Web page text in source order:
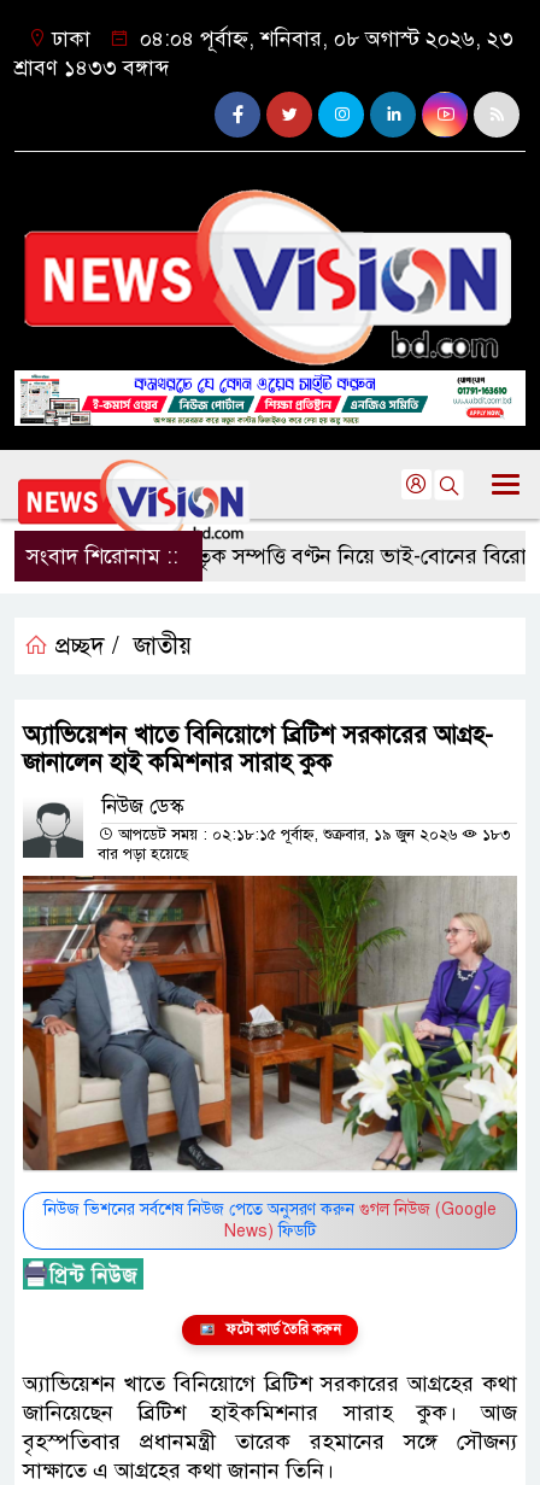
ঢাকা
০৪:০৪ পূর্বাহ্ন, শনিবার, ০৮ অগাস্ট ২০২৬, ২৩
শ্রাবণ ১৪৩৩ বঙ্গাব্দ
সংবাদ শিরোনাম ::পৈতৃক সম্পত্তি বণ্টন নিয়ে ভাই-বোনের
প্রচ্ছদ / জাতীয়
অ্যাভিয়েশন খাতে বিনিয়োগে ব্রিটিশ সরকারের আগ্রহ-
জানালেন হাই কমিশনার সারাহ কুক
নিউজ ডেস্ক
আপডেট সময় : ০২:১৮:১৫ পূর্বাহ্ন, শুক্রবার, ১৯ জুন ২০২৬
১৮৩
বার পড়া হয়েছে
নিউজ ভিশনের সর্বশেষ নিউজ পেতে অনুসরণ করুন গুগল নিউজ (Google
News) ফিডটি
ফটো কার্ড তৈরি করুন
অ্যাভিয়েশন খাতে বিনিয়োগে ব্রিটিশ সরকারের আগ্রহের কথা
জানিয়েছেন ব্রিটিশ হাইকমিশনার সারাহ কুক। আজ
বৃহস্পতিবার প্রধানমন্ত্রী তারেক রহমানের সঙ্গে সৌজন্য
সাক্ষাতে এ আগ্রহের কথা জানান তিনি।